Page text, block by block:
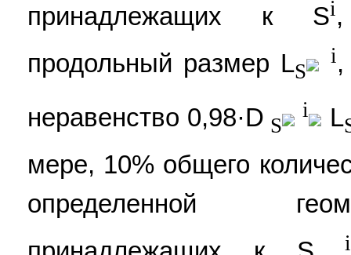
принадлежащих к Si
продольный размер LS
i
неравенство 0,98·D S
i L
мере, 10% общего
определенной
i